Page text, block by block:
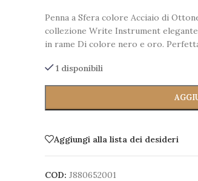
Penna a Sfera colore Acciaio di
collezione Write Instrument
in rame Di colore nero e oro.
1 disponibili
Aggiungi alla lista dei desideri
COD: J880652001